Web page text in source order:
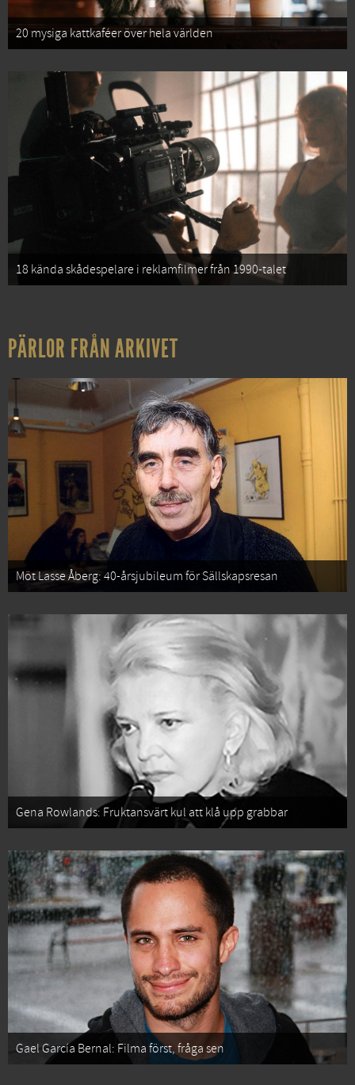
20 mysiga kattkaféer över hela världen
18 kända skådespelare i reklamfilmer från 1990-talet
PÄRLOR FRÅN ARKIVET
Möt Lasse Åberg: 40-årsjubileum för Sällskapsresan
Gena Rowlands: Fruktansvärt kul att klå upp grabbar
Gael García Bernal: Filma först, fråga sen